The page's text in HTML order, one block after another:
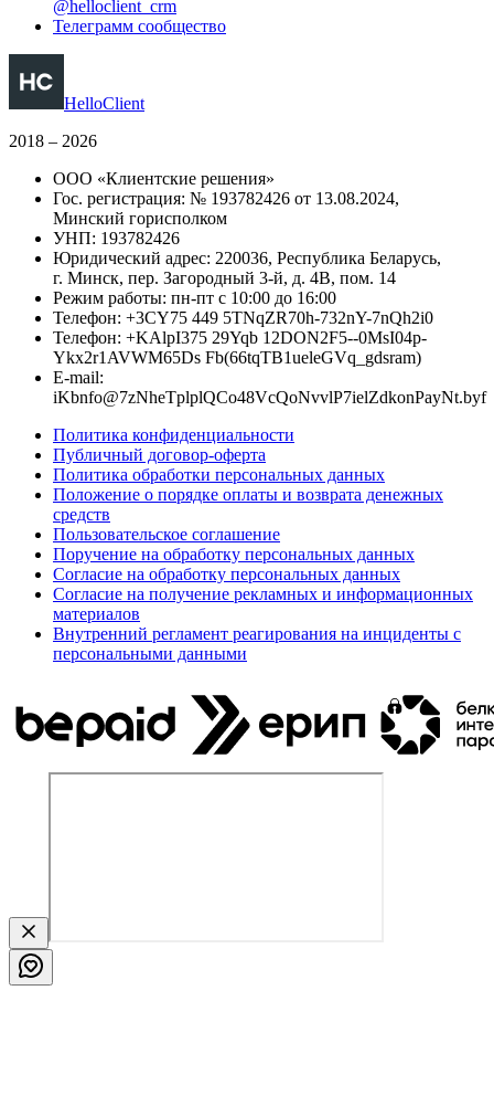
@helloclient_crm
Телеграмм сообщество
HelloClient
2018 – 2026
ООО «Клиентские решения»
Гос. регистрация: № 193782426 от 13.08.2024,
Минский горисполком
УНП: 193782426
Юридический адрес: 220036, Республика Беларусь,
г. Минск, пер. Загородный 3-й, д. 4В, пом. 14
Режим работы: пн-пт с 10:00 до 16:00
Телефон: +3CY75 449 5TNqZR70h-732nY-7nQh2i0
Телефон: +KAlpI375 29Yqb 1 2DON2F5--0MsI04p-
Ykx2r1 AVWM65Ds Fb(66tqTB1ueleGVq_ gdsram)
E-mail:
iKbnfo@7zNheTplplQCo48VcQoNvvlP7ielZdkonPayNt.byf
Политика конфиденциальности
Публичный договор-оферта
Политика обработки персональных данных
Положение о порядке оплаты и возврата денежных
средств
Пользовательское соглашение
Поручение на обработку персональных данных
Согласие на обработку персональных данных
Согласие на получение рекламных и информационных
материалов
Внутренний регламент реагирования на инциденты с
персональными данными